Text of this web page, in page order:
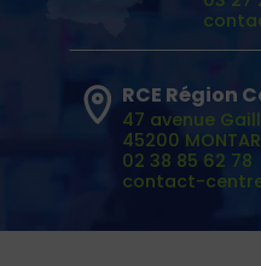
RCE Région
47 avenue
45200
02 38 85 62 78
contact-